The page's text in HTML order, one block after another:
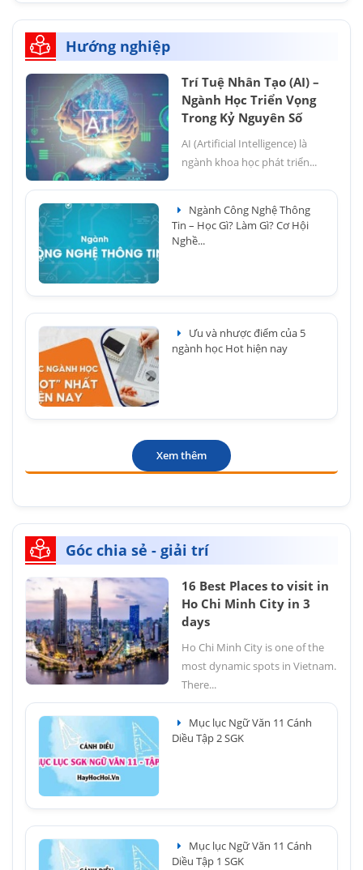
Hướng nghiệp
Trí Tuệ Nhân Tạo (AI) –
Ngành Học Triển Vọng
Trong Kỷ Nguyên Số
AI (Artificial Intelligence) là
ngành khoa học phát triển...
Ngành Công Nghệ Thông
Tin – Học Gì? Làm Gì? Cơ Hội
Nghề...
Ưu và nhược điểm của 5
ngành học Hot hiện nay
Xem thêm
Góc chia sẻ - giải trí
16 Best Places to visit in
Ho Chi Minh City in 3
days
Ho Chi Minh City is one of the
most dynamic spots in Vietnam.
There...
Mục lục Ngữ Văn 11 Cánh
Diều Tập 2 SGK
Mục lục Ngữ Văn 11 Cánh
Diều Tập 1 SGK